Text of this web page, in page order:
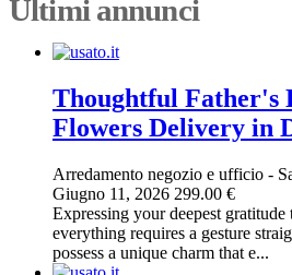
Ultimi annunci
Thoughtful Father's
Flowers Delivery in
Arredamento negozio e ufficio -
Giugno 11, 2026 299.00 €
Expressing your deepest
everything requires a gesture
possess a unique charm that e...